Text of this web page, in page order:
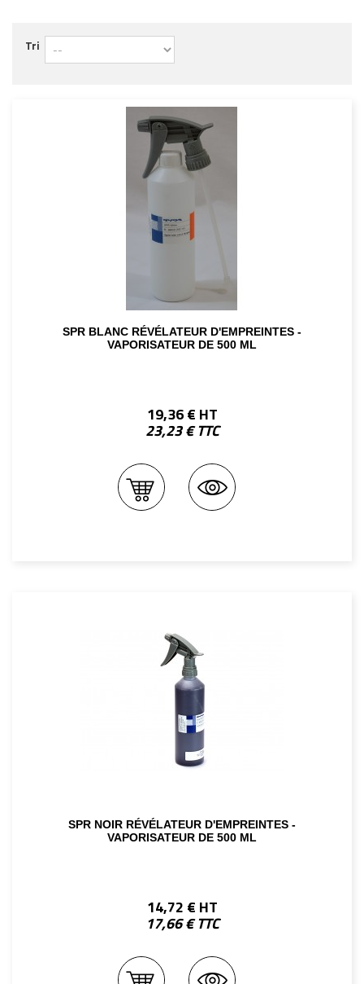
Tri
SPR BLANC RÉVÉLATEUR D'EMPREINTES -
VAPORISATEUR DE 500 ML
19,36 € HT
23,23 € TTC
SPR NOIR RÉVÉLATEUR D'EMPREINTES -
VAPORISATEUR DE 500 ML
14,72 € HT
17,66 € TTC